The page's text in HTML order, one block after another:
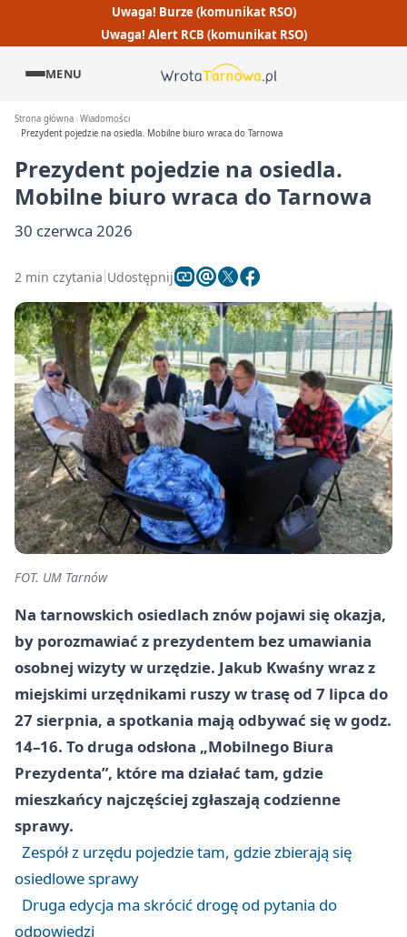
Uwaga! Burze (komunikat RSO)
Uwaga! Alert RCB (komunikat RSO)
MENU
Strona główna Wiadomości
Prezydent pojedzie na osiedla. Mobilne biuro wraca do Tarnowa
Prezydent pojedzie na osiedla.
Mobilne biuro wraca do Tarnowa
30 czerwca 2026
2 min czytania Udostępnij
FOT. UM Tarnów
Na tarnowskich osiedlach znów pojawi się okazja,
by porozmawiać z prezydentem bez umawiania
osobnej wizyty w urzędzie. Jakub Kwaśny wraz z
miejskimi urzędnikami ruszy w trasę od 7 lipca do
27 sierpnia, a spotkania mają odbywać się w godz.
14–16. To druga odsłona „Mobilnego Biura
Prezydenta”, które ma działać tam, gdzie
mieszkańcy najczęściej zgłaszają codzienne
sprawy.
Zespół z urzędu pojedzie tam, gdzie zbierają się
osiedlowe sprawy
Druga edycja ma skrócić drogę od pytania do
odpowiedzi